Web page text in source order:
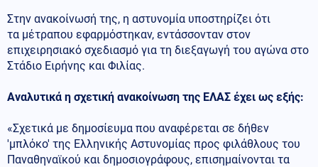
Στην ανακοίνωσή της, η αστυνομία υποστηρίζει ότι
τα μέτραπου εφαρμόστηκαν, εντάσσονταν στον
επιχειρησιακό σχεδιασμό για τη διεξαγωγή του αγώνα στο
Στάδιο Ειρήνης και Φιλίας.
Αναλυτικά η σχετική ανακοίνωση της ΕΛΑΣ έχει ως εξής:
«Σχετικά με δημοσίευμα που αναφέρεται σε δήθεν
'μπλόκο' της Ελληνικής Αστυνομίας προς φιλάθλους του
Παναθηναϊκού και δημοσιογράφους, επισημαίνονται τα